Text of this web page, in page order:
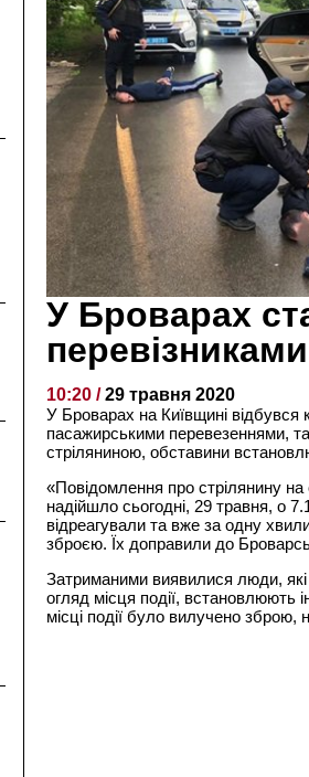
У Броварах
10:20 /29 травня 2020
У Броварах на Київщині відбувся
пасажирськими перевезеннями,
стріляниною, обставини
«Повідомлення про стрілянину на
надійшло сьогодні, 29 травня, о
відреагували та вже за одну
зброєю. Їх доправили до
Затриманими виявилися люди, які
огляд місця події, встановлюють
місці події було вилучено зброю,